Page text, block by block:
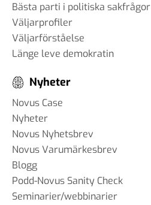
Bästa parti i politiska sakfrågor
Väljarprofiler
Väljarförståelse
Länge leve demokratin
Nyheter
Novus Case
Nyheter
Novus Nyhetsbrev
Novus Varumärkesbrev
Blogg
Podd-Novus Sanity Check
Seminarier/webbinarier